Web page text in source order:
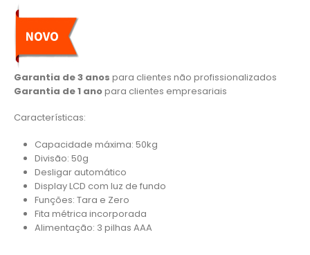
Garantia de 3 anos para clientes não profissionalizados
Garantia de 1 anopara clientes empresariais
Características:
Capacidade máxima: 50kg
Divisão: 50g
Desligar automático
Display LCD com luz de fundo
Funções: Tara e Zero
Fita métrica incorporada
Alimentação: 3 pilhas AAA